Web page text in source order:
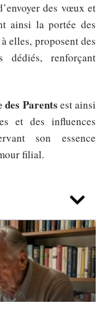
des vœux et
ainsi la portée des
elles, proposent des
dédiés, renforçant
des Parents est ainsi
et des influences
son essence
filial.